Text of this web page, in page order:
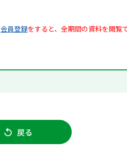
会員登録をすると、全期間の資料を閲覧
戻る